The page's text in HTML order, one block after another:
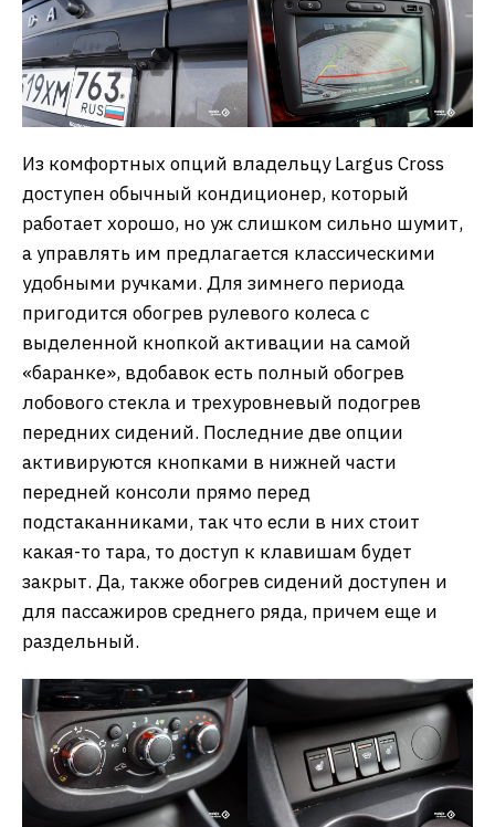
Из комфортных опций владельцу Largus Cross
доступен обычный кондиционер, который
работает хорошо, но уж слишком сильно шумит,
а управлять им предлагается классическими
удобными ручками. Для зимнего периода
пригодится обогрев рулевого колеса с
выделенной кнопкой активации на самой
«баранке», вдобавок есть полный обогрев
лобового стекла и трехуровневый подогрев
передних сидений. Последние две опции
активируются кнопками в нижней части
передней консоли прямо перед
подстаканниками, так что если в них стоит
какая-то тара, то доступ к клавишам будет
закрыт. Да, также обогрев сидений доступен и
для пассажиров среднего ряда, причем еще и
раздельный.